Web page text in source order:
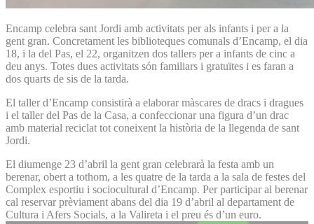
Encamp celebra sant Jordi amb activitats per als infants i per a la
gent gran. Concretament les biblioteques comunals d’Encamp, el dia
18, i la del Pas, el 22, organitzen dos tallers per a infants de cinc a
deu anys. Totes dues activitats són familiars i gratuïtes i es faran a
dos quarts de sis de la tarda.
El taller d’Encamp consistirà a elaborar màscares de dracs i dragues
i el taller del Pas de la Casa, a confeccionar una figura d’un drac
amb material reciclat tot coneixent la història de la llegenda de sant
Jordi.
El diumenge 23 d’abril la gent gran celebrarà la festa amb un
berenar, obert a tothom, a les quatre de la tarda a la sala de festes del
Complex esportiu i sociocultural d’Encamp. Per participar al berenar
cal reservar prèviament abans del dia 19 d’abril al departament de
Cultura i Afers Socials, a la Valireta i el preu és d’un euro.